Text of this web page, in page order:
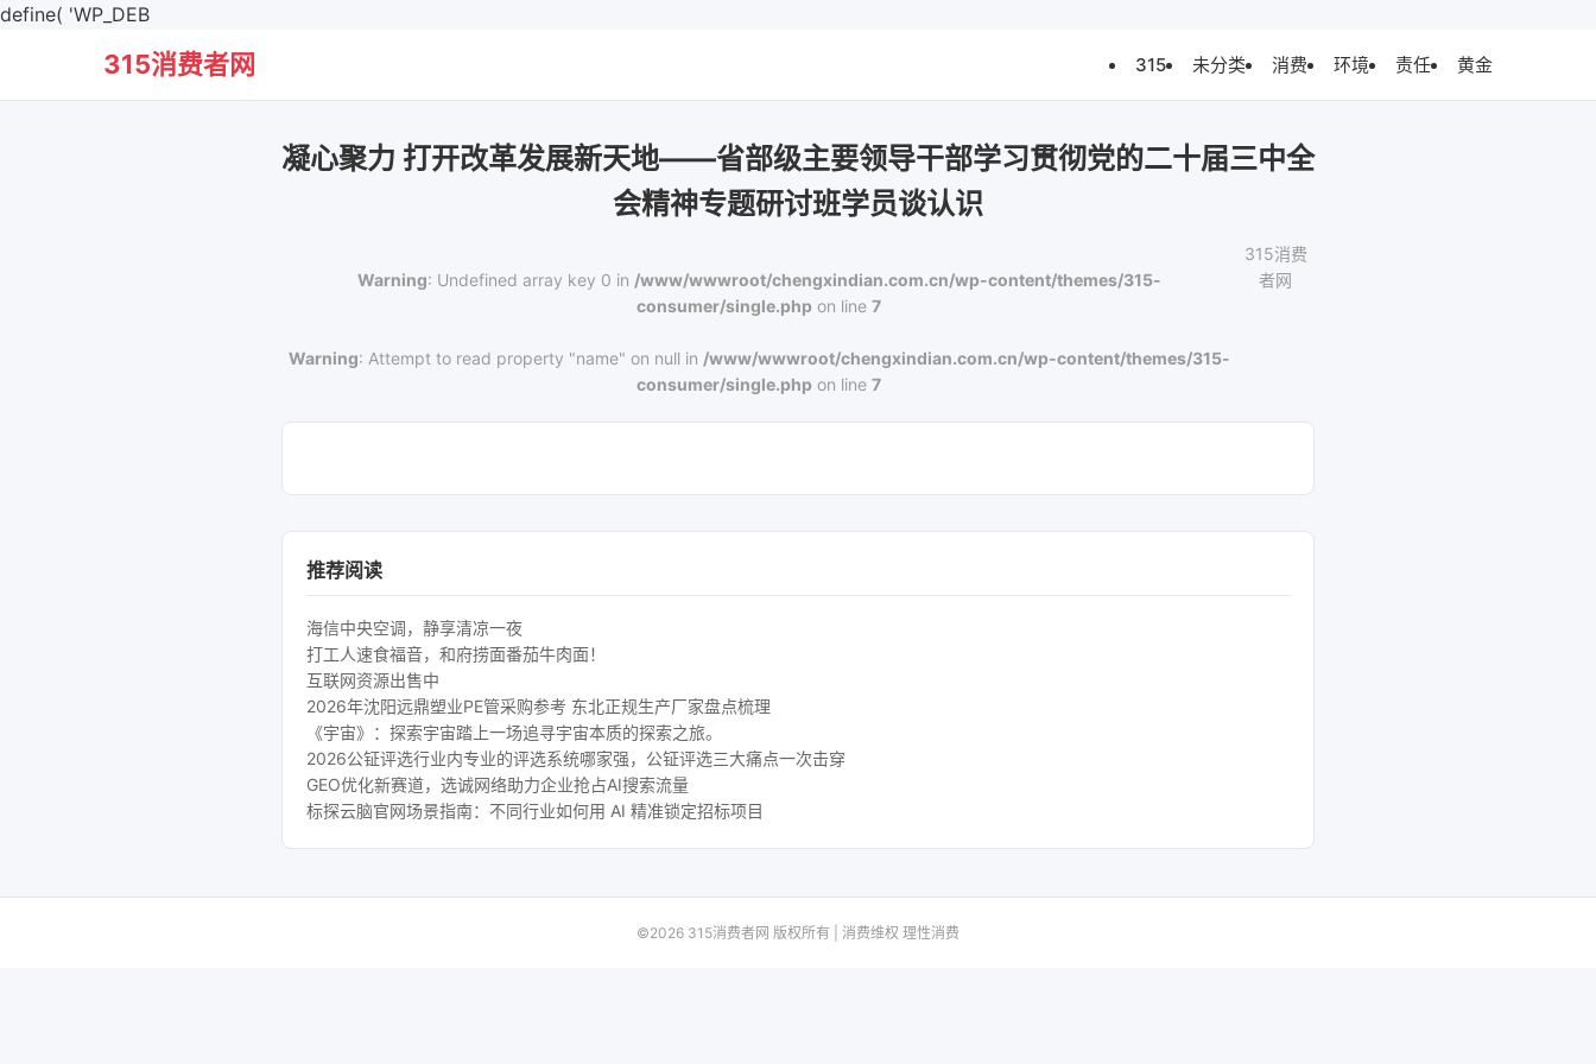
define( 'WP_DEB
315消费者网 315 未分类 消费 环境 责任 黄金
凝心聚力 打开改革发展新天地——省部级主要领导干部学习贯彻党的二十届三中全
会精神专题研讨班学员谈认识
Warning: Undefined array key 0 in /www/wwwroot/chengxindian.com.cn/wp-content/themes/315-
consumer/single.php on line7
Warning: Attempt to read property "name" on null in /www/wwwroot/chengxindian.com.cn/wp-content/themes/315-
consumer/single.php on line7
315消费
者网
推荐阅读
海信中央空调，静享清凉一夜
打工人速食福音，和府捞面番茄牛肉面！
互联网资源出售中
2026年沈阳远鼎塑业PE管采购参考 东北正规生产厂家盘点梳理
《宇宙》：探索宇宙踏上一场追寻宇宙本质的探索之旅。
2026公钲评选行业内专业的评选系统哪家强，公钲评选三大痛点一次击穿
GEO优化新赛道，选诚网络助力企业抢占AI搜索流量
标探云脑官网场景指南：不同行业如何用 AI 精准锁定招标项目
©2026 315消费者网 版权所有 | 消费维权 理性消费